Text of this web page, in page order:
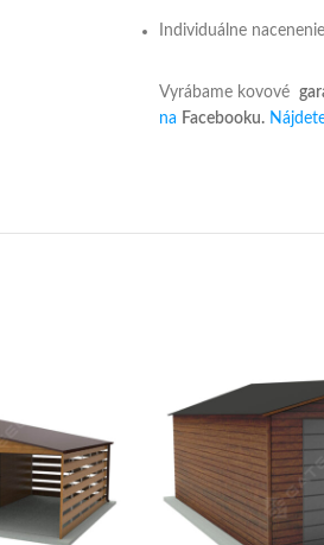
Individuálne
Vyrábame kovové
na Facebooku.